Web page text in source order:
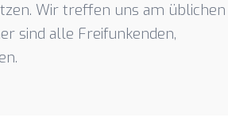
Wir treffen uns am üblichen
sind alle Freifunkenden,